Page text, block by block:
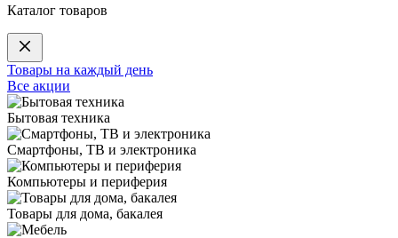
Каталог товаров
Товары на каждый день
Все акции
Бытовая техника
Смартфоны, ТВ и электроника
Компьютеры и периферия
Товары для дома, бакалея